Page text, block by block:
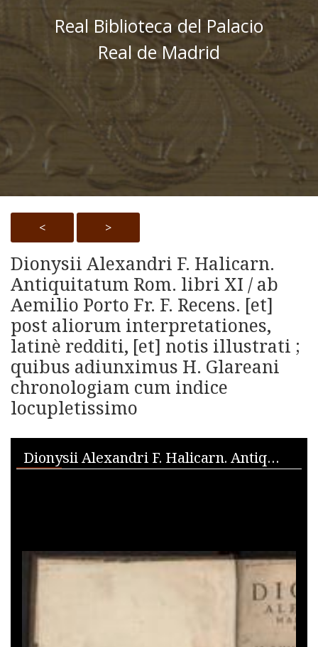
Real Biblioteca del Palacio
Real de Madrid
< >
Dionysii Alexandri F. Halicarn.
Antiquitatum Rom. libri XI / ab
Aemilio Porto Fr. F. Recens. [et]
post aliorum interpretationes,
latinè redditi, [et] notis illustrati ;
quibus adiunximus H. Glareani
chronologiam cum indice
locupletissimo
Media Viewer Dionysii Alexandri F. Halicarn. Antiquitatum Rom. libri XI / ab Aemilio Porto Fr. F. Recens. [et] post aliorum interpretationes, latinè redditi, [et] notis illustrati ; quibus adiunximus H. Glareani chronologiam cum indice locupletissimo